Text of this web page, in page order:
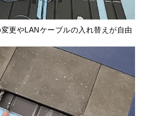
更やLANケーブルの入れ替えが自由